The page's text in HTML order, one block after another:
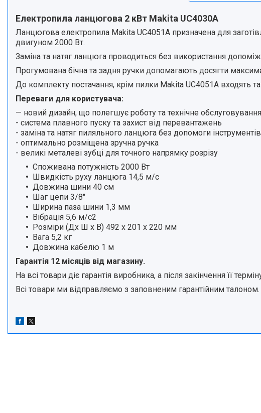
Електропила ланцюгова 2 кВт Makita UC4030A
Ланцюгова електропила Makita UC4051A призначена для
двигуном 2000 Вт.
Заміна та натяг ланцюга проводиться без використання
Прогумована бічна та задня ручки допомагають досягти
До комплекту постачання, крім пилки Makita UC4051A входять
Переваги для користувача:
— новий дизайн, що полегшує роботу та технічне обслуговування
- система плавного пуску та захист від перевантажень
- заміна та натяг пиляльного ланцюга без допомоги інструментів
- оптимально розміщена зручна ручка
- великі металеві зубці для точного напрямку розрізу
Споживана потужність 2000 Вт
Швидкість руху ланцюга 14,5 м/с
Довжина шини 40 см
Шаг цепи 3/8"
Ширина паза шини 1,3 мм
Вібрація 5,6 м/с2
Розміри (Дх Ш х В) 492 х 201 х 220 мм
Вага 5,2 кг
Довжина кабелю 1 м
Гарантія 12 місяців від магазину.
На всі товари діє гарантія виробника, а після закінчення її
Всі товари ми відправляємо з заповненим гарантійним талоном.